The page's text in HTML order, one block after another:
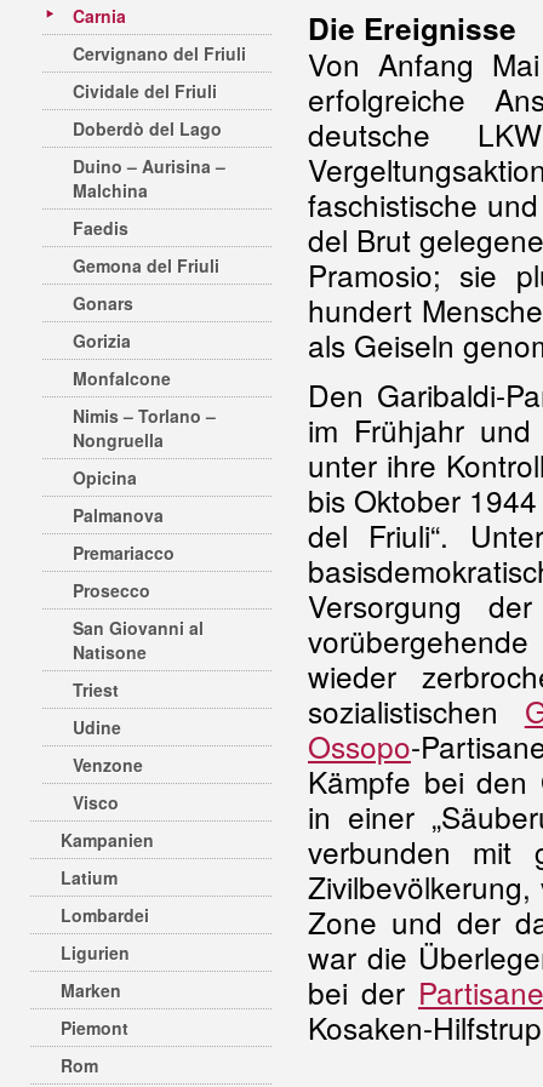
Carnia
Cervignano del Friuli
Cividale del Friuli
Doberdò del Lago
Duino – Aurisina –
Malchina
Faedis
Gemona del Friuli
Gonars
Gorizia
Monfalcone
Nimis – Torlano –
Nongruella
Opicina
Palmanova
Premariacco
Prosecco
San Giovanni al
Natisone
Triest
Udine
Venzone
Visco
Kampanien
Latium
Lombardei
Ligurien
Marken
Piemont
Rom
Die Ereignisse
Von Anfang
erfolgreiche
deutsche
faschistische
del Brut
Pramosio; sie
hundert
als Geiseln
Den Garibaldi-
im Frühjahr
unter ihre
bis Oktober
del Friuli“.
Versorgung
wieder
sozialistischen
Ossopo-
Kämpfe bei den
in einer
verbunden mit
Zone und der
war die
bei der
Kosaken-